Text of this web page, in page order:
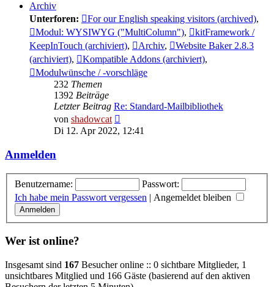
Archiv
Unterforen:
For our English speaking visitors (archived),
Modul: WYSIWYG ("MultiColumn"),
kitFramework /
KeepInTouch (archiviert), Archiv,
Website Baker 2.8.3
(archiviert), Kompatible Addons (archiviert),
Modulwünsche / -vorschläge
232 Themen
1392 Beiträge
Letzter Beitrag Re: Standard-Mailbibliothek
von shadowcat
Beitrag
Di 12. Apr 2022, 12:41
Anmelden
Benutzername:
Passwort:
Ich habe mein Passwort vergessen | Angemeldet bleiben
Wer ist online?
Insgesamt sind 167 Besucher online :: 0 sichtbare Mitglieder, 1
unsichtbares Mitglied und 166 Gäste (basierend auf den aktiven